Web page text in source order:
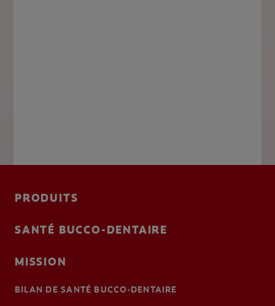
PRODUITS
SANTÉ BUCCO-DENTAIRE
MISSION
BILAN DE SANTÉ BUCCO-DENTAIRE